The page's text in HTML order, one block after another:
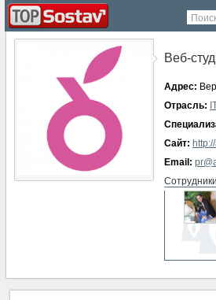
Веб-
Адрес:
Отрасль:
Сайт:
Email:
Сотрудники